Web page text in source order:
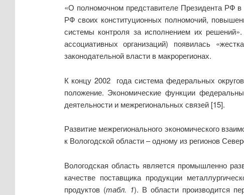
«О полномочном представителе Президента РФ
РФ своих конституционных полномочий,
системы контроля за исполнением их
ассоциативных организаций) появилась
законодательной власти в макрорегионах.
К концу 2002 года система федеральных
положение. Экономические функции
деятельности и межрегиональных связей [15].
Развитие межрегионального экономического
к Вологодской области – одному из регионов
Вологодская область является промышленно
качестве поставщика продукции
продуктов (табл. 1). В области производится